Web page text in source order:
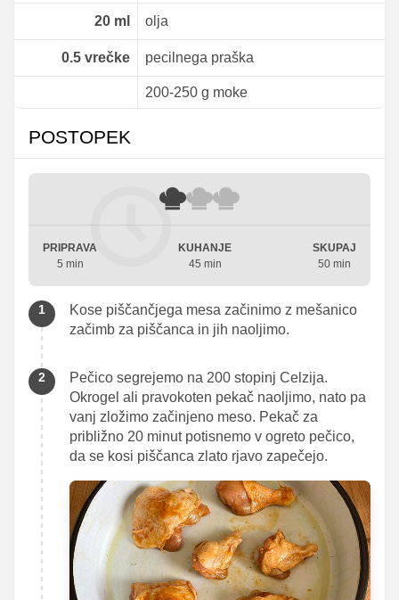
20ml olja
0.5vrečke pecilnega praška
200-250 g moke
POSTOPEK
PRIPRAVA
5 min
KUHANJE
45 min
SKUPAJ
50 min
Kose piščančjega mesa začinimo z mešanico
začimb za piščanca in jih naoljimo.
Pečico segrejemo na 200 stopinj Celzija.
Okrogel ali pravokoten pekač naoljimo, nato pa
vanj zložimo začinjeno meso. Pekač za
približno 20 minut potisnemo v ogreto pečico,
da se kosi piščanca zlato rjavo zapečejo.